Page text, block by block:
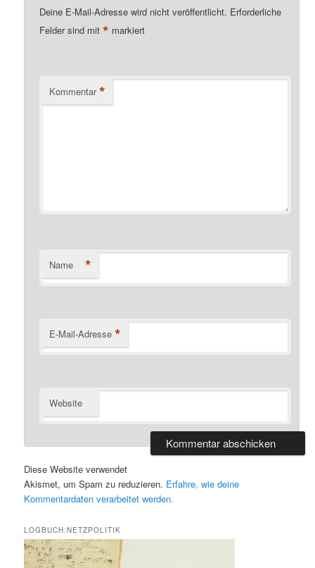
Deine E-Mail-Adresse wird nicht veröffentlicht. Erforderliche
Felder sind mit* markiert
Kommentar *
Name *
E-Mail-Adresse *
Website
Diese Website verwendet
Akismet, um Spam zu reduzieren. Erfahre, wie deine
Kommentardaten verarbeitet werden.
LOGBUCH:NETZPOLITIK